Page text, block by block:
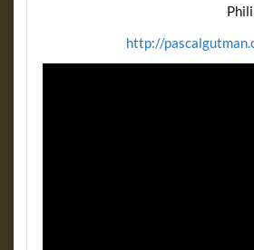
http://